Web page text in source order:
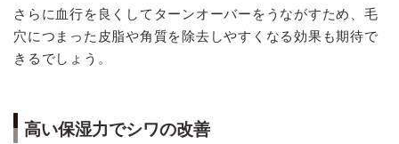
さらに血行を良くしてターンオーバーをうながすため、毛
穴につまった皮脂や角質を除去しやすくなる効果も期待で
きるでしょう。
高い保湿力でシワの改善